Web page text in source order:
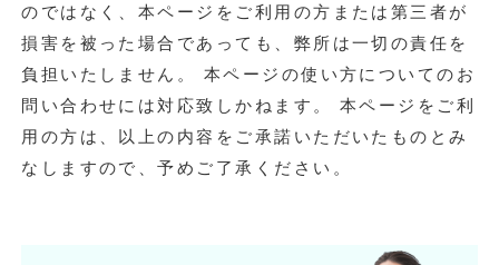
のではなく、本ページをご利用の方または第三者が
損害を被った場合であっても、弊所は一切の責任を
負担いたしません。 本ページの使い方についてのお
問い合わせには対応致しかねます。 本ページをご利
用の方は、以上の内容をご承諾いただいたものとみ
なしますので、予めご了承ください。